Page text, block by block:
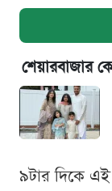
শেয়ারবাজার
৯টার দিকে